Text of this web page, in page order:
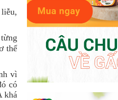
thể
vì
có
khá